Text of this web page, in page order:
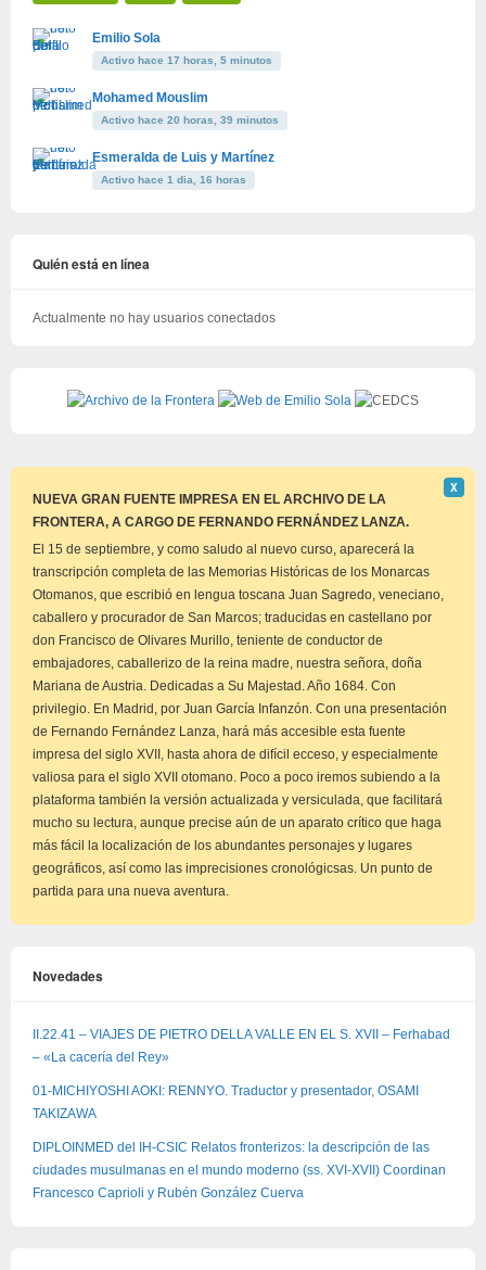
Emilio Sola
Activo hace 17 horas, 5 minutos
Mohamed Mouslim
Activo hace 20 horas, 39 minutos
Esmeralda de Luis y Martínez
Activo hace 1 dia, 16 horas
Quién está en línea
Actualmente no hay usuarios conectados
NUEVA GRAN FUENTE IMPRESA EN EL ARCHIVO DE LA
FRONTERA, A CARGO DE FERNANDO FERNÁNDEZ LANZA.
este
Χ
El 15 de septiembre, y como saludo al nuevo curso, aparecerá la
transcripción completa de las Memorias Históricas de los Monarcas
Otomanos, que escribió en lengua toscana Juan Sagredo, veneciano,
caballero y procurador de San Marcos; traducidas en castellano por
don Francisco de Olivares Murillo, teniente de conductor de
embajadores, caballerizo de la reina madre, nuestra señora, doña
Mariana de Austria. Dedicadas a Su Majestad. Año 1684. Con
privilegio. En Madrid, por Juan García Infanzón. Con una presentación
de Fernando Fernández Lanza, hará más accesible esta fuente
impresa del siglo XVII, hasta ahora de difícil ecceso, y especialmente
valiosa para el siglo XVII otomano. Poco a poco iremos subiendo a la
plataforma también la versión actualizada y versiculada, que facilitará
mucho su lectura, aunque precise aún de un aparato crítico que haga
más fácil la localización de los abundantes personajes y lugares
geográficos, así como las imprecisiones cronológicsas. Un punto de
partida para una nueva aventura.
Novedades
II.22.41 – VIAJES DE PIETRO DELLA VALLE EN EL S. XVII – Ferhabad
– «La cacería del Rey»
01-MICHIYOSHI AOKI: RENNYO. Traductor y presentador, OSAMI
TAKIZAWA
DIPLOINMED del IH-CSIC Relatos fronterizos: la descripción de las
ciudades musulmanas en el mundo moderno (ss. XVI-XVII) Coordinan
Francesco Caprioli y Rubén González Cuerva